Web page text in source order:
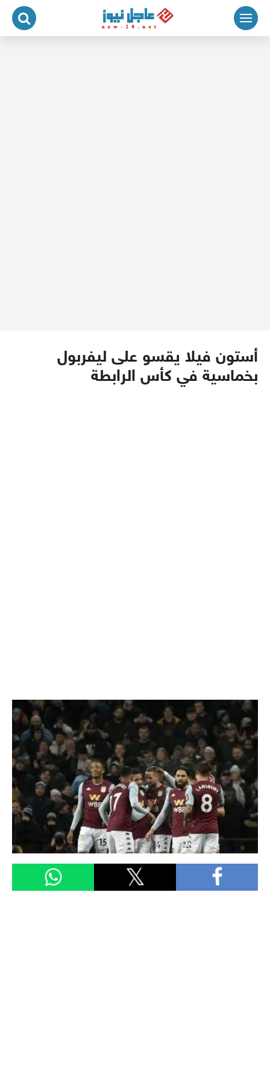
التجاوز
المحتوى
أستون فيلا يقسو على ليفربول
بخماسية في كأس الرابطة